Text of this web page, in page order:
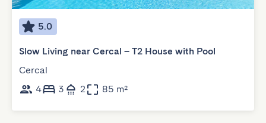
5.0
Slow Living near Cercal – T2 House with Pool
Cercal
4
3 2 85 m²